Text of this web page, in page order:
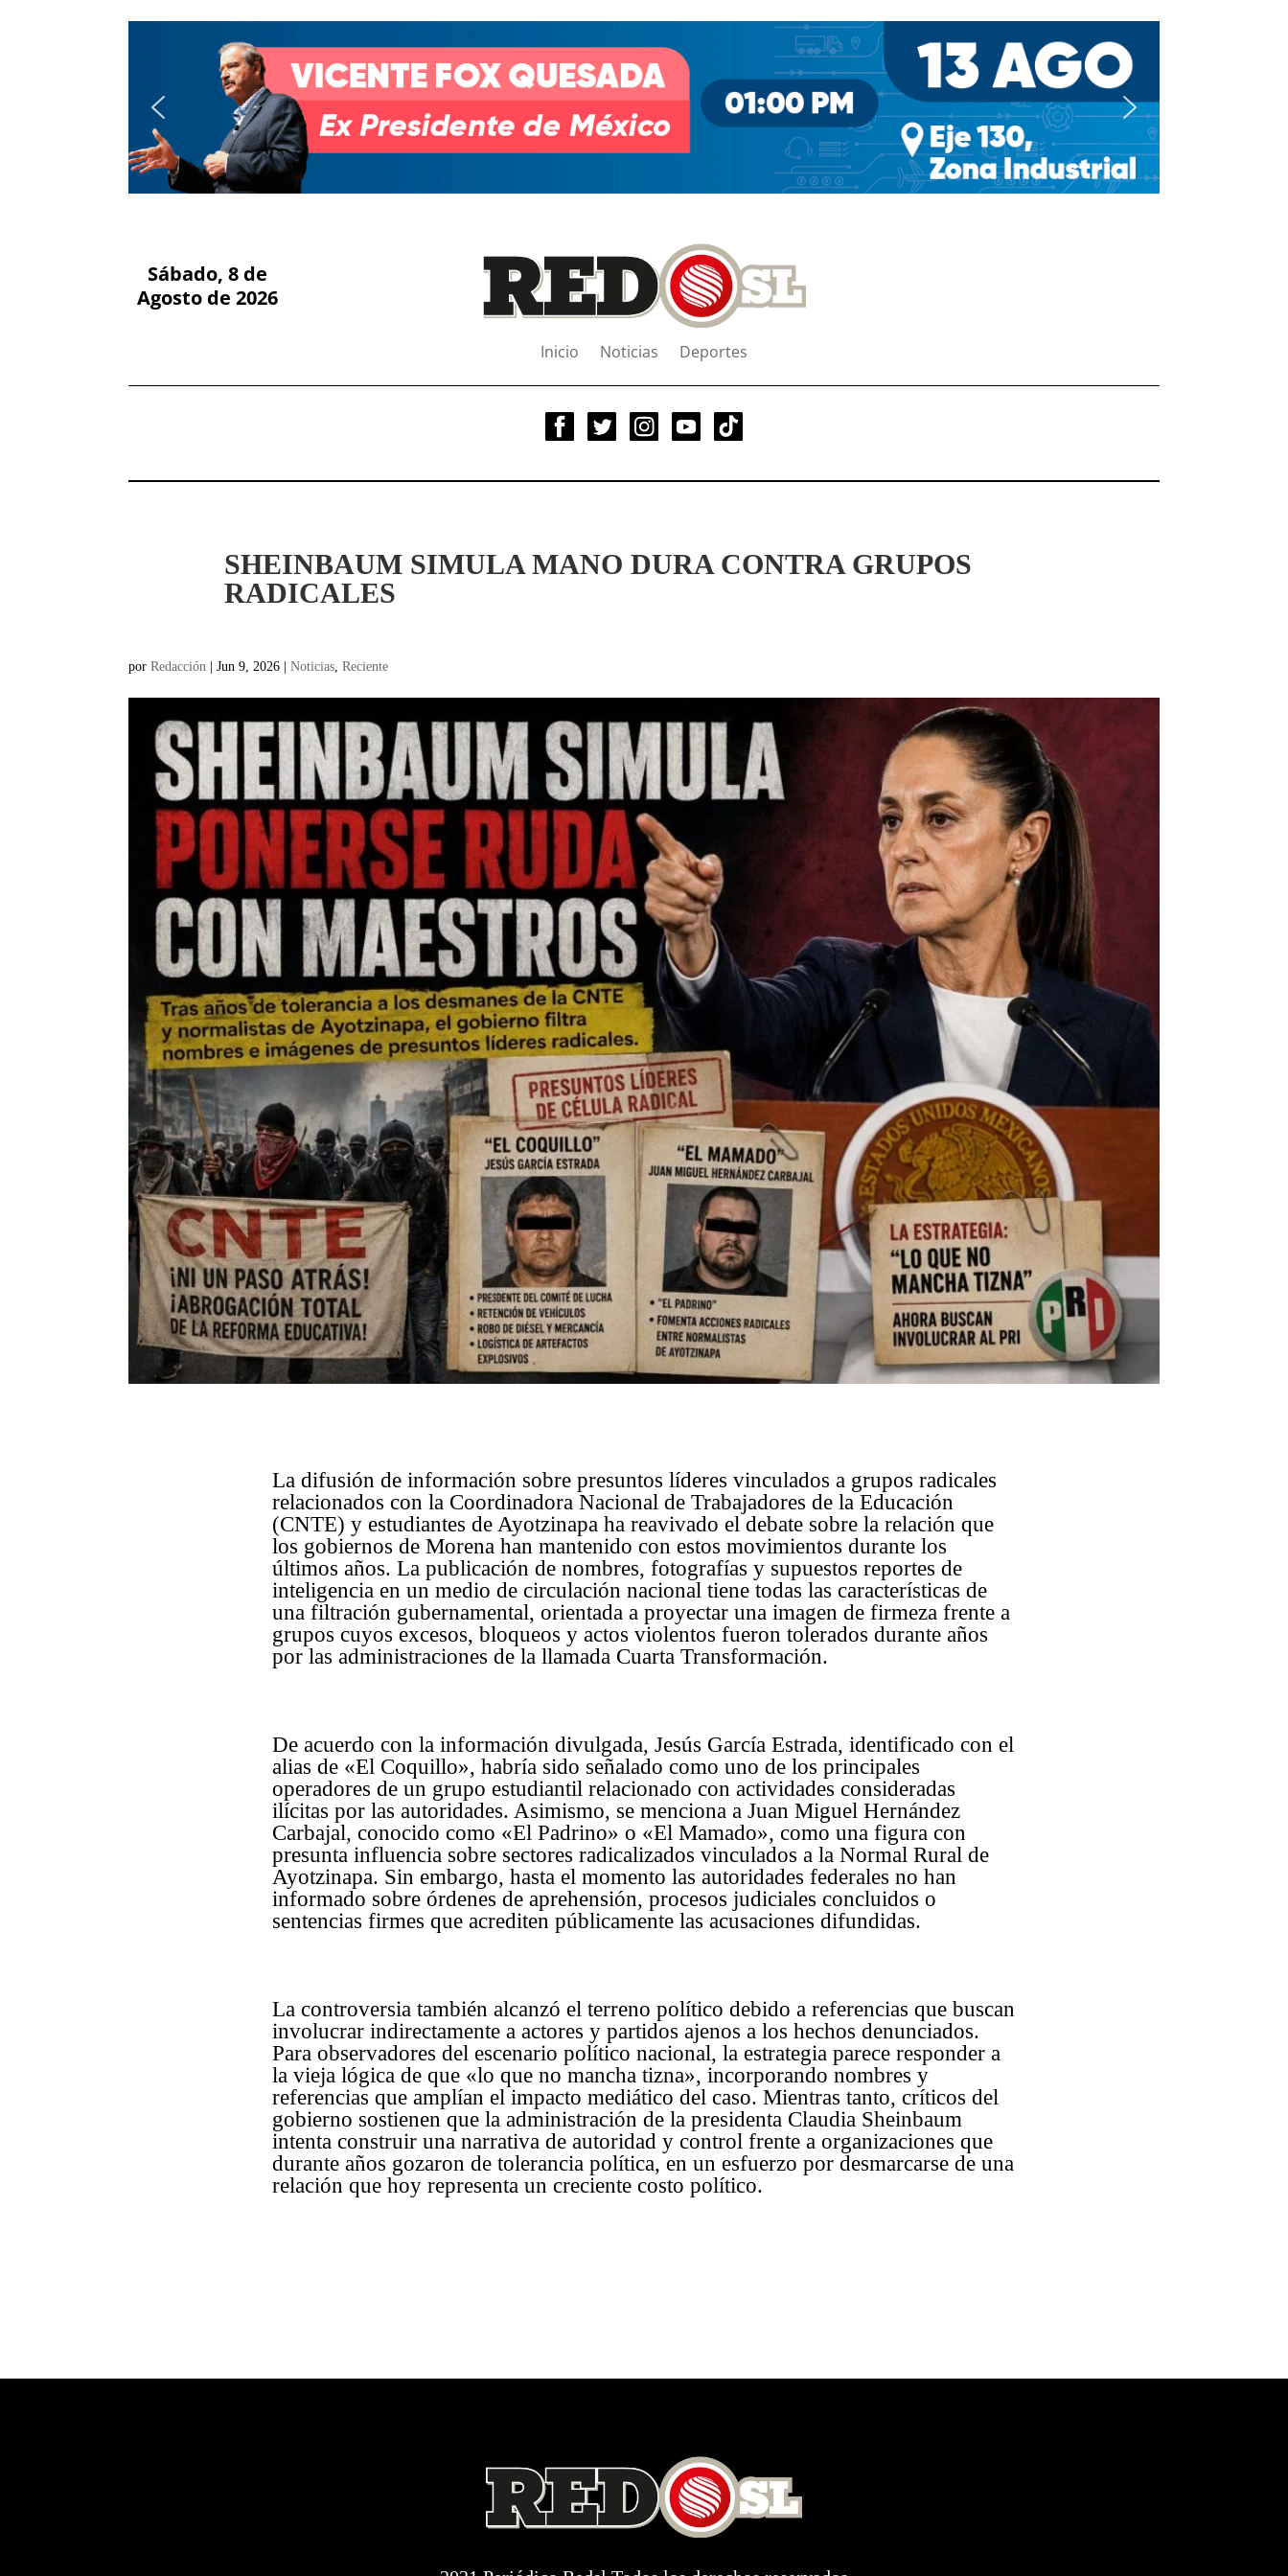
Sábado, 8 de
Agosto de 2026
Inicio Noticias Deportes
SHEINBAUM SIMULA MANO DURA CONTRA GRUPOS
RADICALES
porRedacción |Jun 9, 2026 |Noticias ,Reciente
La difusión de información sobre presuntos líderes vinculados a grupos radicales
relacionados con la Coordinadora Nacional de Trabajadores de la Educación
(CNTE) y estudiantes de Ayotzinapa ha reavivado el debate sobre la relación que
los gobiernos de Morena han mantenido con estos movimientos durante los
últimos años. La publicación de nombres, fotografías y supuestos reportes de
inteligencia en un medio de circulación nacional tiene todas las características de
una filtración gubernamental, orientada a proyectar una imagen de firmeza frente a
grupos cuyos excesos, bloqueos y actos violentos fueron tolerados durante años
por las administraciones de la llamada Cuarta Transformación.
De acuerdo con la información divulgada, Jesús García Estrada, identificado con el
alias de «El Coquillo», habría sido señalado como uno de los principales
operadores de un grupo estudiantil relacionado con actividades consideradas
ilícitas por las autoridades. Asimismo, se menciona a Juan Miguel Hernández
Carbajal, conocido como «El Padrino» o «El Mamado», como una figura con
presunta influencia sobre sectores radicalizados vinculados a la Normal Rural de
Ayotzinapa. Sin embargo, hasta el momento las autoridades federales no han
informado sobre órdenes de aprehensión, procesos judiciales concluidos o
sentencias firmes que acrediten públicamente las acusaciones difundidas.
La controversia también alcanzó el terreno político debido a referencias que buscan
involucrar indirectamente a actores y partidos ajenos a los hechos denunciados.
Para observadores del escenario político nacional, la estrategia parece responder a
la vieja lógica de que «lo que no mancha tizna», incorporando nombres y
referencias que amplían el impacto mediático del caso. Mientras tanto, críticos del
gobierno sostienen que la administración de la presidenta Claudia Sheinbaum
intenta construir una narrativa de autoridad y control frente a organizaciones que
durante años gozaron de tolerancia política, en un esfuerzo por desmarcarse de una
relación que hoy representa un creciente costo político.